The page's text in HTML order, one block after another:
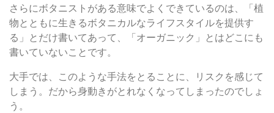
さらにボタニストがある意味でよくできているのは、「植
物とともに生きるボタニカルなライフスタイルを提供す
る」とだけ書いてあって、「オーガニック」とはどこにも
書いていないことです。
大手では、このような手法をとることに、リスクを感じて
しまう。だから身動きがとれなくなってしまったのでしょ
う。